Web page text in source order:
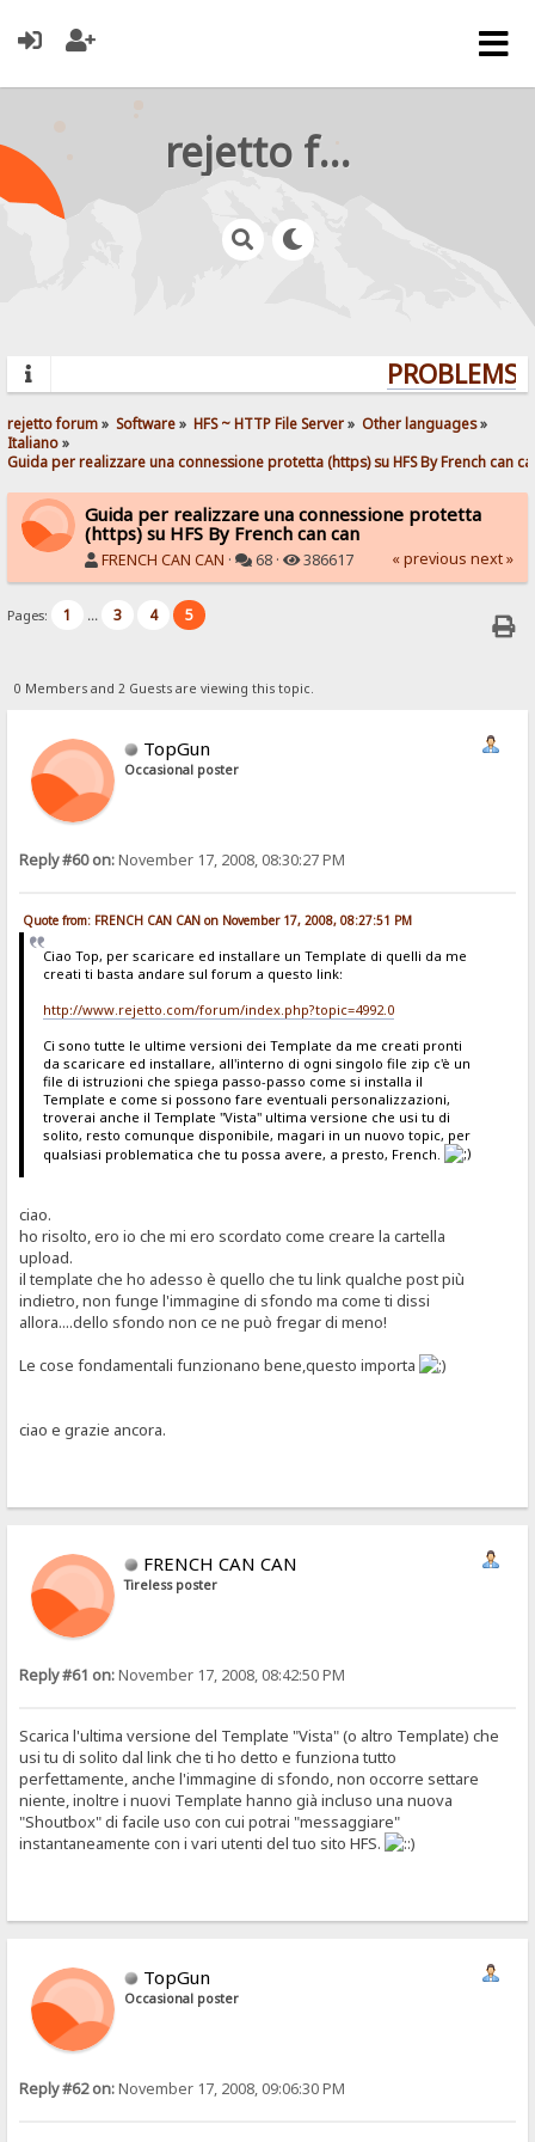
rejetto forum
rejetto forum» Software» HFS ~ HTTP File Server» Other languages»
Italiano»
Guida per realizzare una connessione protetta (https) su HFS By French can
Guida per realizzare una connessione protetta
(https) su HFS By French can can
FRENCH CAN CAN · 68 · 386617 « previous next »
Pages: 1 ... 3 4 5
0 Members and 2 Guests are viewing this topic.
TopGun
Occasional poster
Reply #60 on:November 17, 2008, 08:30:27 PM
Quote from: FRENCH CAN CAN on November 17, 2008, 08:27:51 PM
Ciao Top, per scaricare ed installare un Template di quelli da me
creati ti basta andare sul forum a questo link:
http://www.rejetto.com/forum/index.php?topic=4992.0
Ci sono tutte le ultime versioni dei Template da me creati pronti
da scaricare ed installare, all'interno di ogni singolo file zip c'è un
file di istruzioni che spiega passo-passo come si installa il
Template e come si possono fare eventuali personalizzazioni,
troverai anche il Template "Vista" ultima versione che usi tu di
solito, resto comunque disponibile, magari in un nuovo topic, per
qualsiasi problematica che tu possa avere, a presto, French.
ciao.
ho risolto, ero io che mi ero scordato come creare la cartella
upload.
il template che ho adesso è quello che tu link qualche post più
indietro, non funge l'immagine di sfondo ma come ti dissi
allora....dello sfondo non ce ne può fregar di meno!
Le cose fondamentali funzionano bene,questo importa
ciao e grazie ancora.
FRENCH CAN CAN
Tireless poster
Reply #61 on:November 17, 2008, 08:42:50 PM
Scarica l'ultima versione del Template "Vista" (o altro Template) che
usi tu di solito dal link che ti ho detto e funziona tutto
perfettamente, anche l'immagine di sfondo, non occorre settare
niente, inoltre i nuovi Template hanno già incluso una nuova
"Shoutbox" di facile uso con cui potrai "messaggiare"
instantaneamente con i vari utenti del tuo sito HFS.
TopGun
Occasional poster
Reply #62 on:November 17, 2008, 09:06:30 PM